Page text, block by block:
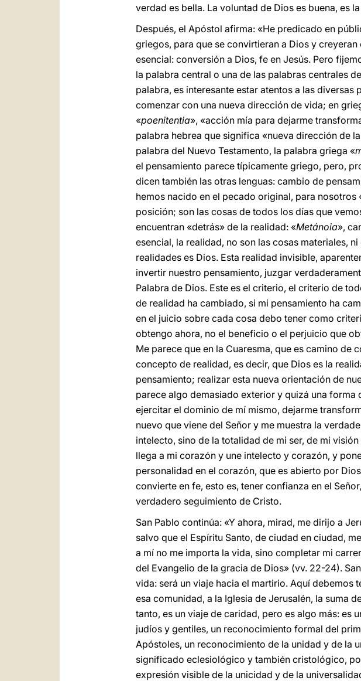
verdad es bella. La voluntad de Dios es buena, es
Después, el Apóstol afirma: «He predicado en
griegos, para que se convirtieran a Dios y
esencial: conversión a Dios, fe en Jesús. Pero
la palabra central o una de las palabras centrales
palabra, es interesante estar atentos a las
comenzar con una nueva dirección de vida; en
«poenitentia», «acción mía para dejarme
palabra hebrea que significa «nueva dirección de
palabra del Nuevo Testamento, la palabra griega «
el pensamiento parece típicamente griego, pero,
dicen también las otras lenguas: cambio de
hemos nacido en el pecado original, para
posición; son las cosas de todos los días que
encuentran «detrás» de la realidad: «Metánoia»,
esencial, la realidad, no son las cosas materiales,
realidades es Dios. Esta realidad invisible,
invertir nuestro pensamiento, juzgar
Palabra de Dios. Este es el criterio, el criterio de
de realidad ha cambiado, si mi pensamiento ha
en el juicio sobre cada cosa debo tener como
obtengo ahora, no el beneficio o el perjuicio que
Me parece que en la Cuaresma, que es camino
concepto de realidad, es decir, que Dios es la
pensamiento; realizar esta nueva orientación de
parece algo demasiado exterior y quizá una
ejercitar el dominio de mí mismo, dejarme
nuevo que viene del Señor y me muestra la
intelecto, sino de la totalidad de mi ser, de mi
llega a mi corazón y une intelecto y corazón, y
personalidad en el corazón, que es abierto por
convierte en fe, esto es, tener confianza en el
verdadero seguimiento de Cristo.
San Pablo continúa: «Y ahora, mirad, me dirijo a
salvo que el Espíritu Santo, de ciudad en ciudad,
a mí no me importa la vida, sino completar mi
del Evangelio de la gracia de Dios» (vv. 22-24).
vida: será un viaje hacia el martirio. Aquí debemos
esa comunidad, a la Iglesia de Jerusalén, la suma
tanto, es un viaje de caridad, pero es algo más: es
judíos y gentiles, un reconocimiento formal del
Apóstoles, un reconocimiento de la unidad y de la
significado eclesiológico y también cristológico,
expresión visible de la unicidad y de la